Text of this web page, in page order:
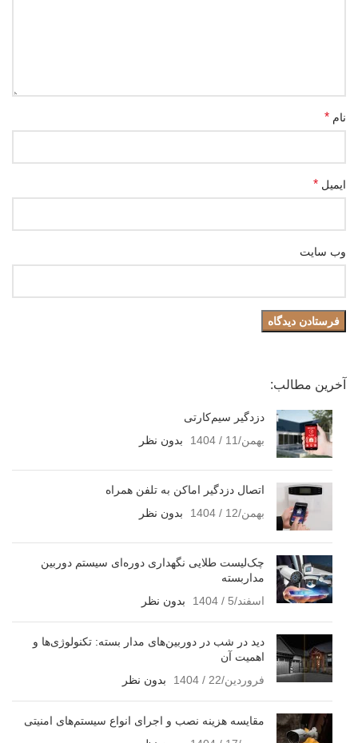
نام *
ایمیل *
وب‌ سایت
آخرین مطالب:
دزدگیر سیم‌کارتی
بهمن/11 / 1404
بدون نظر
اتصال دزدگیر اماکن به تلفن همراه
بهمن/12 / 1404
بدون نظر
چک‌لیست طلایی نگهداری دوره‌ای سیستم دوربین
مداربسته
اسفند/5 / 1404
بدون نظر
دید در شب در دوربین‌های مدار بسته: تکنولوژی‌ها و
اهمیت آن
فروردین/22 / 1404
بدون نظر
مقایسه هزینه نصب و اجرای انواع سیستم‌های امنیتی